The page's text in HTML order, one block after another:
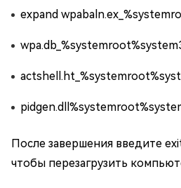
expand
После завершения введите
чтобы перезагрузить